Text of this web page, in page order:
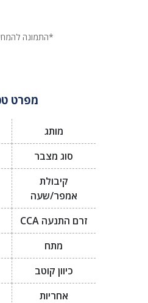
*התמונה
מפרט
מותג
סוג מצבר
קיבולת
אמפר/שעה
זרם התנעה CCA
מתח
כיוון קוטב
אחריות